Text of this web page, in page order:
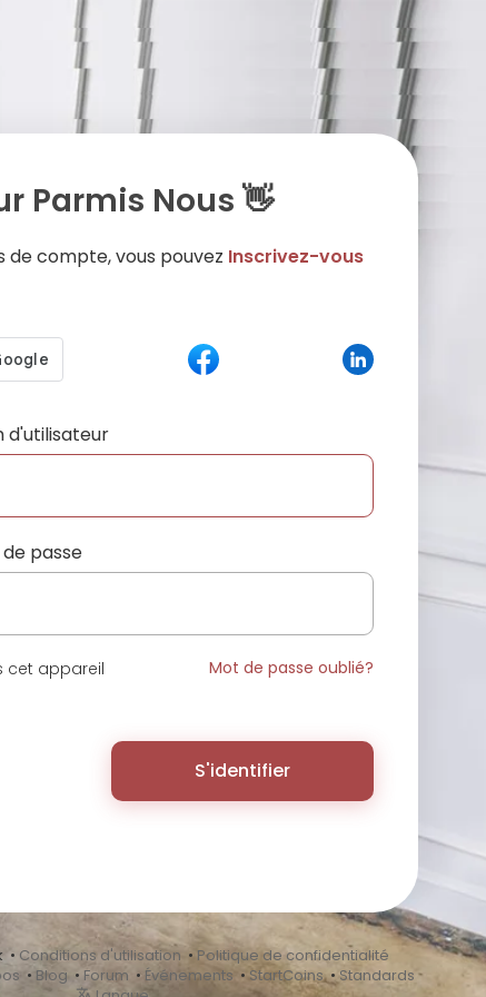
Parmis Nous 👋
de compte, vous pouvez Inscrivez-vous
d'utilisateur
passe
cet appareil Mot de passe oublié?
S'identifier
• Conditions d'utilisation • Politique de confidentialité
•Blog • Forum • Événements • StartCoins•Standards